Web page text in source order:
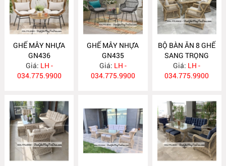
GHẾ MÂY NHỰA
GN436
Giá: LH -
034.775.9900
GHẾ MÂY NHỰA
GN435
Giá: LH -
034.775.9900
BỘ BÀN ĂN 8 GHẾ
SANG TRỌNG
GN434
Giá: LH -
034.775.9900